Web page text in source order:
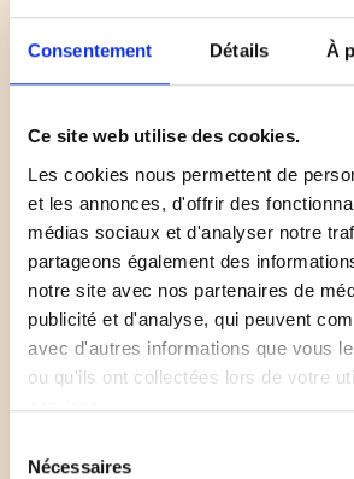
Consentement Détails À
Ce site web utilise des cookies.
Les cookies nous permettent de
et les annonces, d'offrir des
médias sociaux et d'analyser notre
partageons également des
notre site avec nos partenaires de
publicité et d'analyse, qui peuvent
avec d'autres informations que vous
ou qu'ils ont collectées lors de votre
services.
Nécessaires